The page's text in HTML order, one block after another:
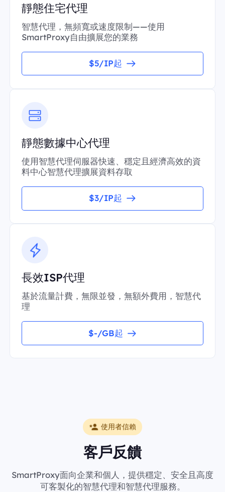
靜態住宅代理
智慧代理，無頻寬或速度限制——使用
SmartProxy自由擴展您的業務
$5/IP起
靜態數據中心代理
使用智慧代理伺服器快速、穩定且經濟高效的資
料中心智慧代理擴展資料存取
$3/IP起
長效ISP代理
基於流量計費，無限並發，無額外費用，智慧代
理
$-/GB起
使用者信賴
客戶反饋
SmartProxy面向企業和個人，提供穩定、安全且高度
可客製化的智慧代理和智慧代理服務。